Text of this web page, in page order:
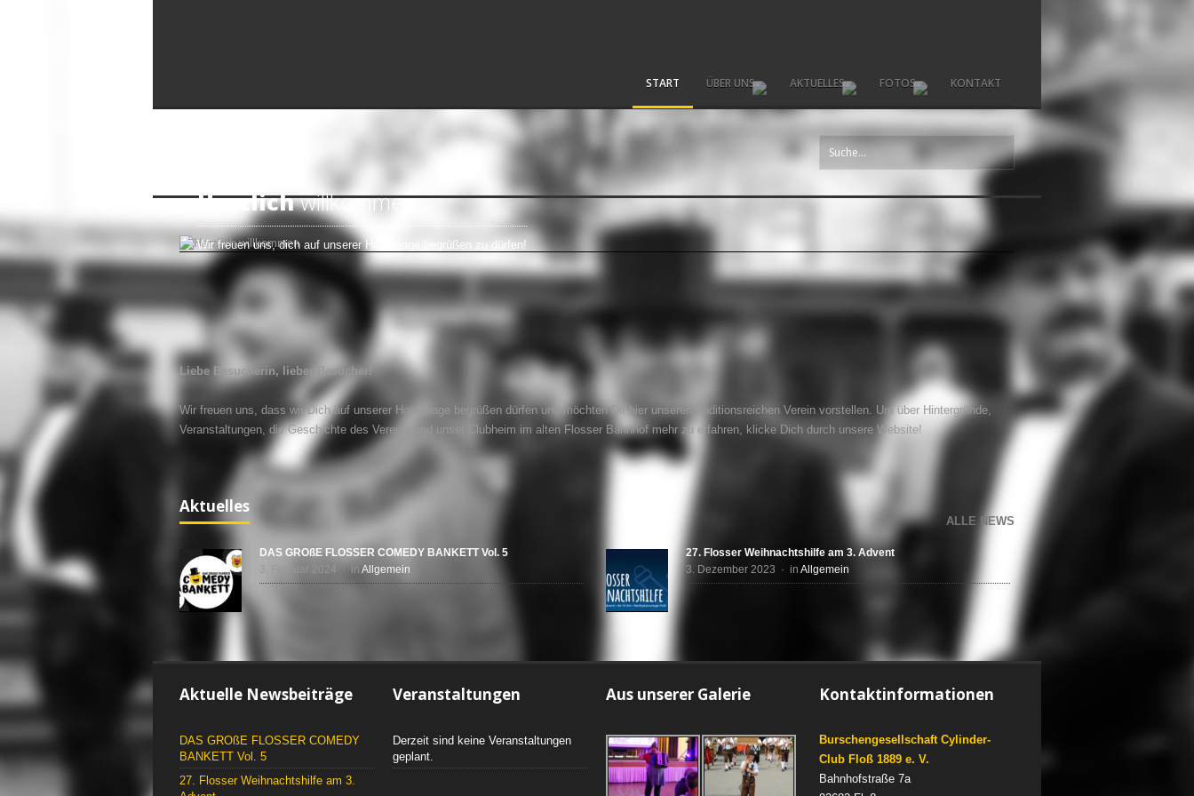
START ÜBER UNS AKTUELLES FOTOS KONTAKT
Herzlichwillkommen
Wir freuen uns, dich auf unserer Homepage begrüßen zu dürfen!
Liebe Besucherin, lieber Besucher!
Wir freuen uns, dass wir Dich auf unserer Homepage begrüßen dürfen und möchten Dir hier unseren traditionsreichen Verein vorstellen. Um über Hintergründe,
Veranstaltungen, die Geschichte des Vereins und unser Clubheim im alten Flosser Bahnhof mehr zu erfahren, klicke Dich durch unsere Website!
Aktuelles
ALLE NEWS
DAS GROßE FLOSSER COMEDY BANKETT Vol. 5
3. Februar 2024 · in Allgemein
27. Flosser Weihnachtshilfe am 3. Advent
3. Dezember 2023 · in Allgemein
Aktuelle Newsbeiträge
DAS GROßE FLOSSER COMEDY
BANKETT Vol. 5
27. Flosser Weihnachtshilfe am 3.
Veranstaltungen
Derzeit sind keine Veranstaltungen
geplant.
Aus unserer Galerie Kontaktinformationen
Burschengesellschaft Cylinder-
Club Floß 1889 e. V.
Bahnhofstraße 7a